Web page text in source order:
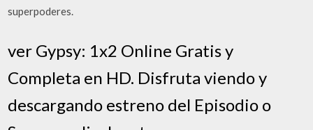
superpoderes.
ver Gypsy: 1x2 Online Gratis y
Completa en HD. Disfruta viendo y
descargando estreno del Episodio o